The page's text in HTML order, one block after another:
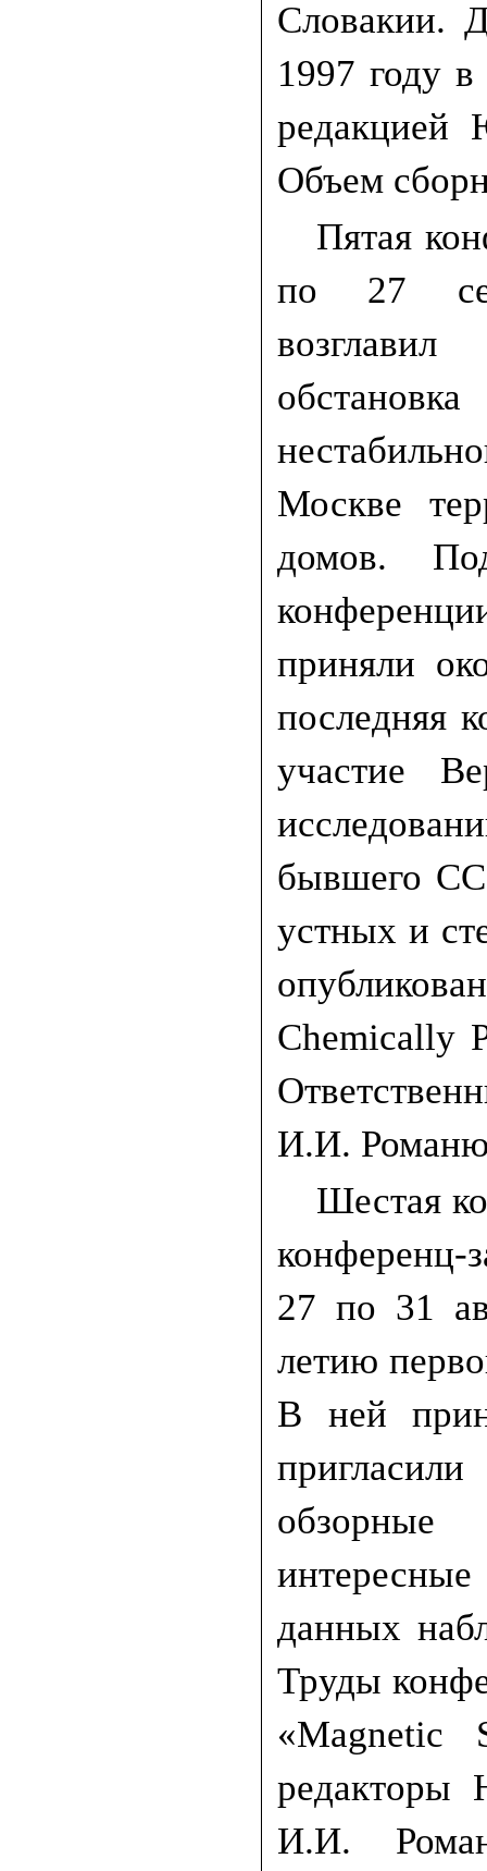
Словакии.
1997 году
редакцией
Объем
Пятая
по 27
Москве
домов.
приняли
последняя
участие
бывшего
устных и
Chemically
И.И.
Шестая
конференц-
27 по 31
летию
В ней
данных
Труды
«Magnetic
редакторы
И.И.